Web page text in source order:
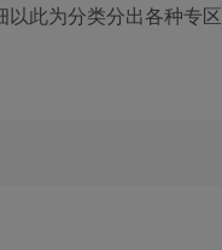
此为分类分出各种专区